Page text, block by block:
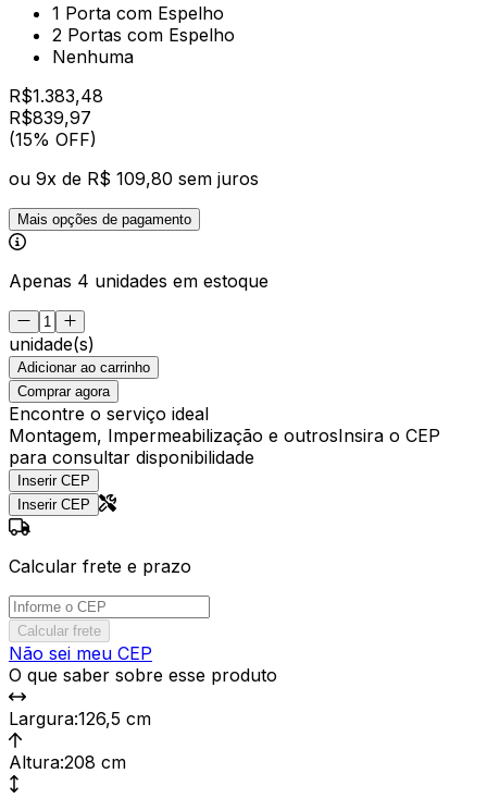
1 Porta com Espelho
2 Portas com Espelho
Nenhuma
R$1.383,48
R$839,97
(15% OFF)
ou 9x de R$ 109,80 sem juros
Mais opções de pagamento
Apenas 4 unidades em estoque
unidade(s)
Adicionar ao carrinho
Comprar agora
Encontre o serviço ideal
Montagem, Impermeabilização e outrosInsira o CEP
para consultar disponibilidade
Inserir CEP
Inserir CEP
Calcular frete e prazo
Calcular frete
Não sei meu CEP
O que saber sobre esse produto
Largura:126,5 cm
Altura:208 cm